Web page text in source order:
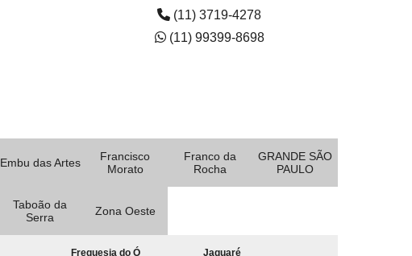
(11) 3719-4278
(11) 99399-8698
Embu das Artes
Francisco
Morato
Franco da
Rocha
GRANDE SÃO
PAULO
Taboão da
Serra
Zona Oeste
Freguesia do Ó Jaguaré